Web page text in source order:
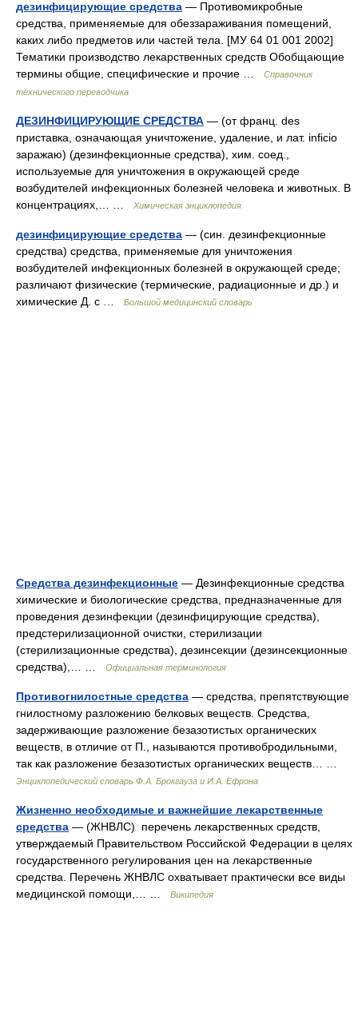
дезинфицирующие средства — Противомикробные
средства, применяемые для обеззараживания помещений,
каких либо предметов или частей тела. [МУ 64 01 001 2002]
Тематики производство лекарственных средств Обобщающие
термины общие, специфические и прочие …
Справочник
технического переводчика
ДЕЗИНФИЦИРУЮЩИЕ СРЕДСТВА — (от франц. des
приставка, означающая уничтожение, удаление, и лат. inficio
заражаю) (дезинфекционные средства), хим. соед.,
используемые для уничтожения в окружающей среде
возбудителей инфекционных болезней человека и животных. В
концентрациях,… …
Химическая энциклопедия
дезинфицирующие средства — (син. дезинфекционные
средства) средства, применяемые для уничтожения
возбудителей инфекционных болезней в окружающей среде;
различают физические (термические, радиационные и др.) и
химические Д. с …
Большой медицинский словарь
Средства дезинфекционные — Дезинфекционные средства
химические и биологические средства, предназначенные для
проведения дезинфекции (дезинфицирующие средства),
предстерилизационной очистки, стерилизации
(стерилизационные средства), дезинсекции (дезинсекционные
средства),… …
Официальная терминология
Противогнилостные средства — средства, препятствующие
гнилостному разложению белковых веществ. Средства,
задерживающие разложение безазотистых органических
веществ, в отличие от П., называются противобродильными,
так как разложение безазотистых органических веществ… …
Энциклопедический словарь Ф.А. Брокгауза и И.А. Ефрона
Жизненно необходимые и важнейшие лекарственные
средства — (ЖНВЛС) перечень лекарственных средств,
утверждаемый Правительством Российской Федерации в целях
государственного регулирования цен на лекарственные
средства. Перечень ЖНВЛС охватывает практически все виды
медицинской помощи,… …
Википедия